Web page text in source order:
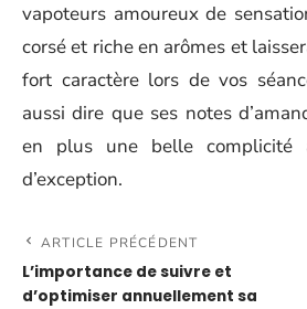
vapoteurs amoureux de
corsé et riche en arômes et
fort caractère lors de vos
aussi dire que ses notes
en plus une belle complicité
d’exception.
ARTICLE PRÉCÉDENT
L’importance de suivre et
d’optimiser annuellement sa